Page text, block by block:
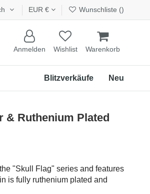
EUR € Wunschliste ()
Anmelden Wishlist Warenkorb
Neu
Blitzverkäufe
& Ruthenium Plated
"Skull Flag" series and features
is fully ruthenium plated and